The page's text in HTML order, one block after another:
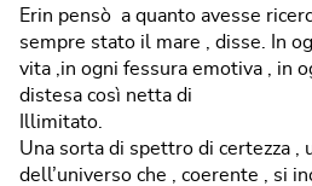
Erin pensò a quanto avesse
sempre stato il mare , disse. In
vita ,in ogni fessura emotiva , in
distesa così netta di
Illimitato.
Una sorta di spettro di certezza ,
dell’universo che , coerente , si